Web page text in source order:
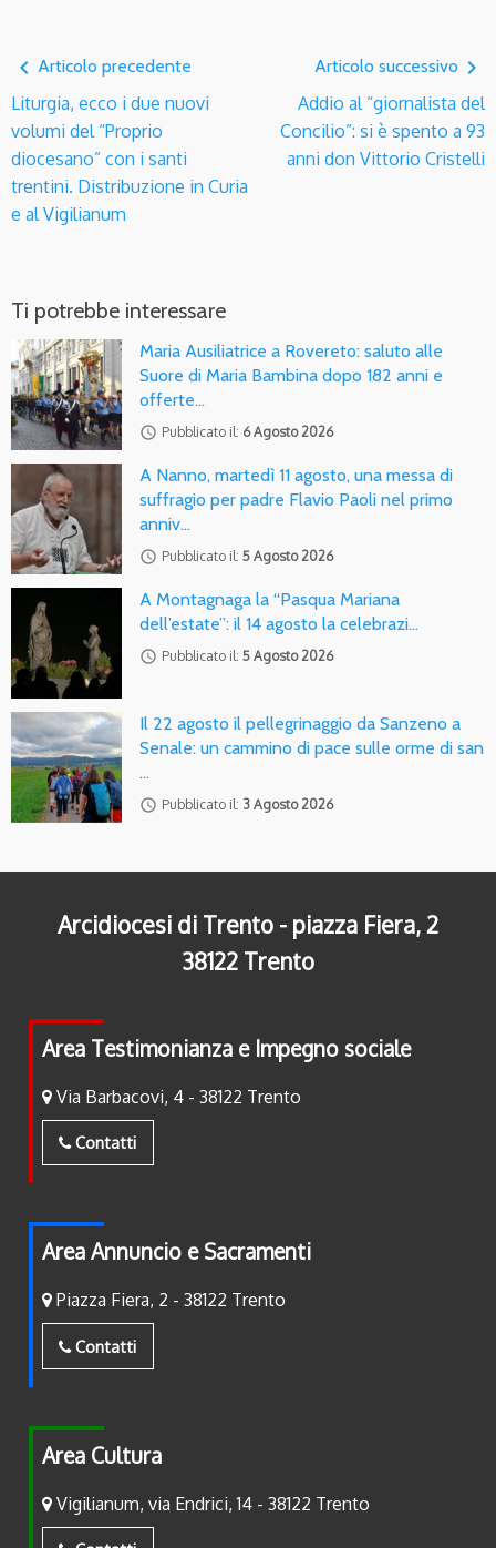
navigate_before Articolo precedente
Liturgia, ecco i due nuovi
volumi del “Proprio
diocesano” con i santi
trentini. Distribuzione in Curia
e al Vigilianum
Articolo successivo navigate_next
Addio al “giornalista del
Concilio”: si è spento a 93
anni don Vittorio Cristelli
Ti potrebbe interessare
Maria Ausiliatrice a Rovereto: saluto alle
Suore di Maria Bambina dopo 182 anni e
offerte…
access_time Pubblicato il: 6 Agosto 2026
A Nanno, martedì 11 agosto, una messa di
suffragio per padre Flavio Paoli nel primo
anniv…
access_time Pubblicato il: 5 Agosto 2026
A Montagnaga la “Pasqua Mariana
dell’estate”: il 14 agosto la celebrazi…
access_time Pubblicato il: 5 Agosto 2026
Il 22 agosto il pellegrinaggio da Sanzeno a
Senale: un cammino di pace sulle orme di san
…
access_time Pubblicato il: 3 Agosto 2026
Arcidiocesi di Trento - piazza Fiera, 2
38122 Trento
Area Testimonianza e Impegno sociale
Via Barbacovi, 4 - 38122 Trento
Contatti
Area Annuncio e Sacramenti
Piazza Fiera, 2 - 38122 Trento
Contatti
Area Cultura
Vigilianum, via Endrici, 14 - 38122 Trento